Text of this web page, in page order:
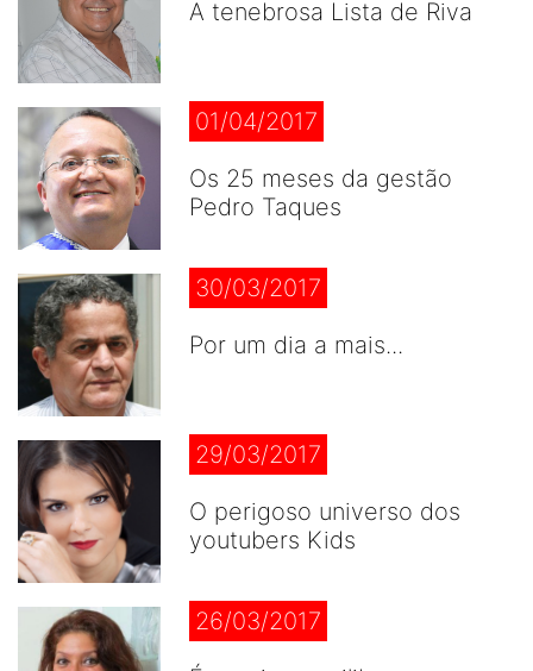
A tenebrosa Lista de Riva
01/04/2017
Os 25 meses da gestão
Pedro Taques
30/03/2017
Por um dia a mais...
29/03/2017
O perigoso universo dos
youtubers Kids
26/03/2017